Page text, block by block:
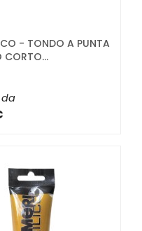
- TONDO A PUNTA
CORTO...
da